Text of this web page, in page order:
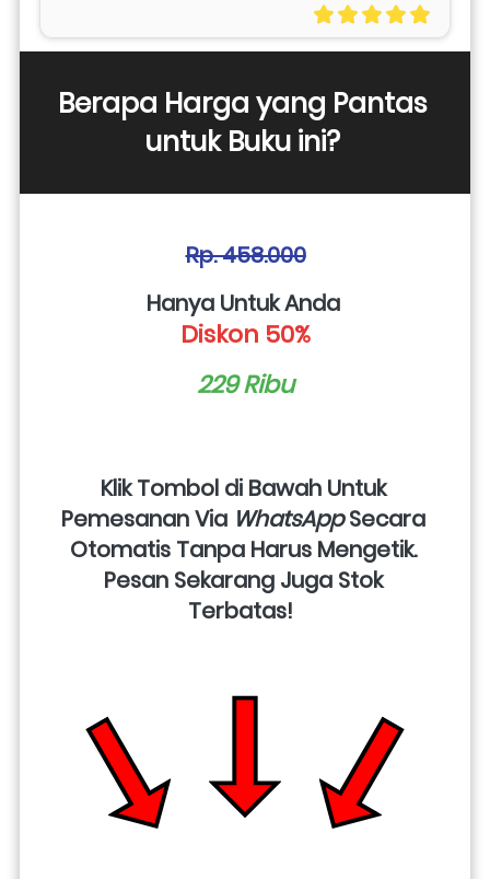
Berapa Harga yang Pantas
untuk Buku ini?
Rp. 458.000
Hanya Untuk Anda
Diskon 50%
229 Ribu
Klik Tombol di Bawah Untuk
Pemesanan Via WhatsApp Secara
Otomatis Tanpa Harus Mengetik.
Pesan Sekarang Juga Stok
Terbatas!